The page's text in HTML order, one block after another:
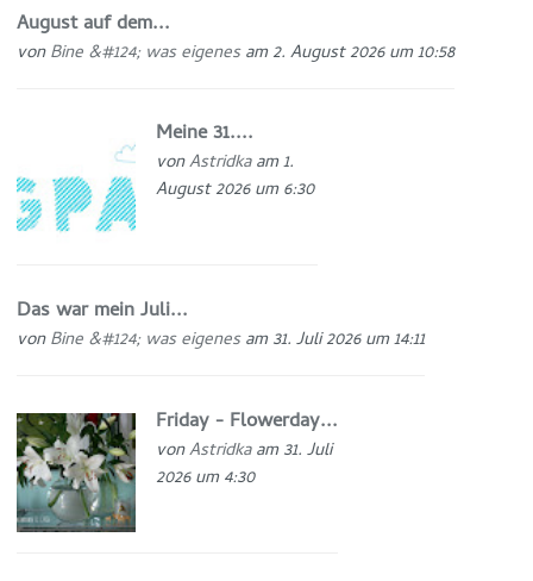
August auf dem...
vonBine &#124; was eigenesam 2. August 2026 um 10:58
Meine 31....
vonAstridkaam 1.
August 2026 um 6:30
Das war mein Juli...
vonBine &#124; was eigenesam 31. Juli 2026 um 14:11
Friday - Flowerday...
vonAstridkaam 31. Juli
2026 um 4:30